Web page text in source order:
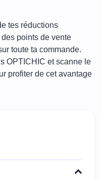
tes réductions
points de vente
toute ta commande.
OPTICHIC et scanne le
profiter de cet avantage